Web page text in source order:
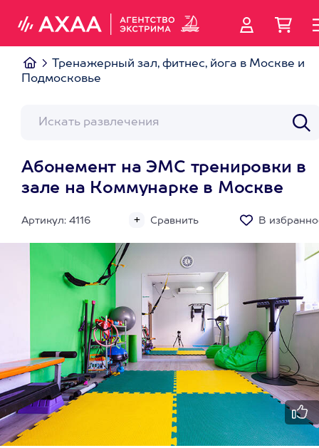
Тренажерный зал, фитнес, йога в Москве и
Подмосковье
Абонемент на ЭМС тренировки в
зале на Коммунарке в Москве
Артикул: 4116 Сравнить В